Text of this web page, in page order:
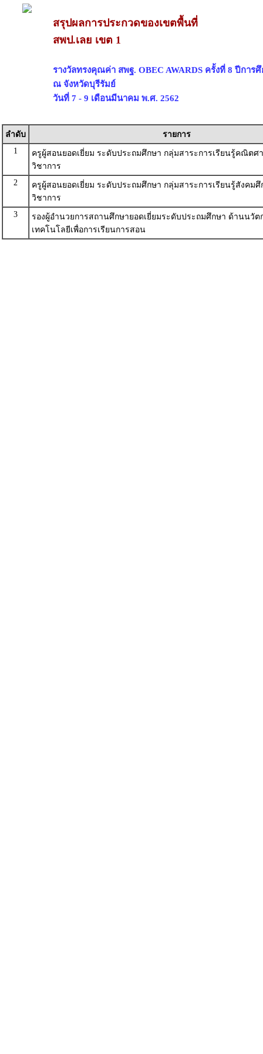
สรุปผลการประกวดของเขตพื้นที่
สพป.เลย เขต 1
รางวัลทรงคุณค่า สพฐ. OBEC AWARDS ครั้งที่ 8 ปีการ
ณ จังหวัดบุรีรัมย์
วันที่ 7 - 9 เดือนมีนาคม พ.ศ. 2562
ลำดับ
รายการ
1
ครูผู้สอนยอดเยี่ยม ระดับประถมศึกษา กลุ่มสาระการเรียนรู้คณิตศ
วิชาการ
2
ครูผู้สอนยอดเยี่ยม ระดับประถมศึกษา กลุ่มสาระการเรียนรู้สังคม
วิชาการ
3
รองผู้อำนวยการสถานศึกษายอดเยี่ยมระดับประถมศึกษา ด้านนวัต
เทคโนโลยีเพื่อการเรียนการสอน